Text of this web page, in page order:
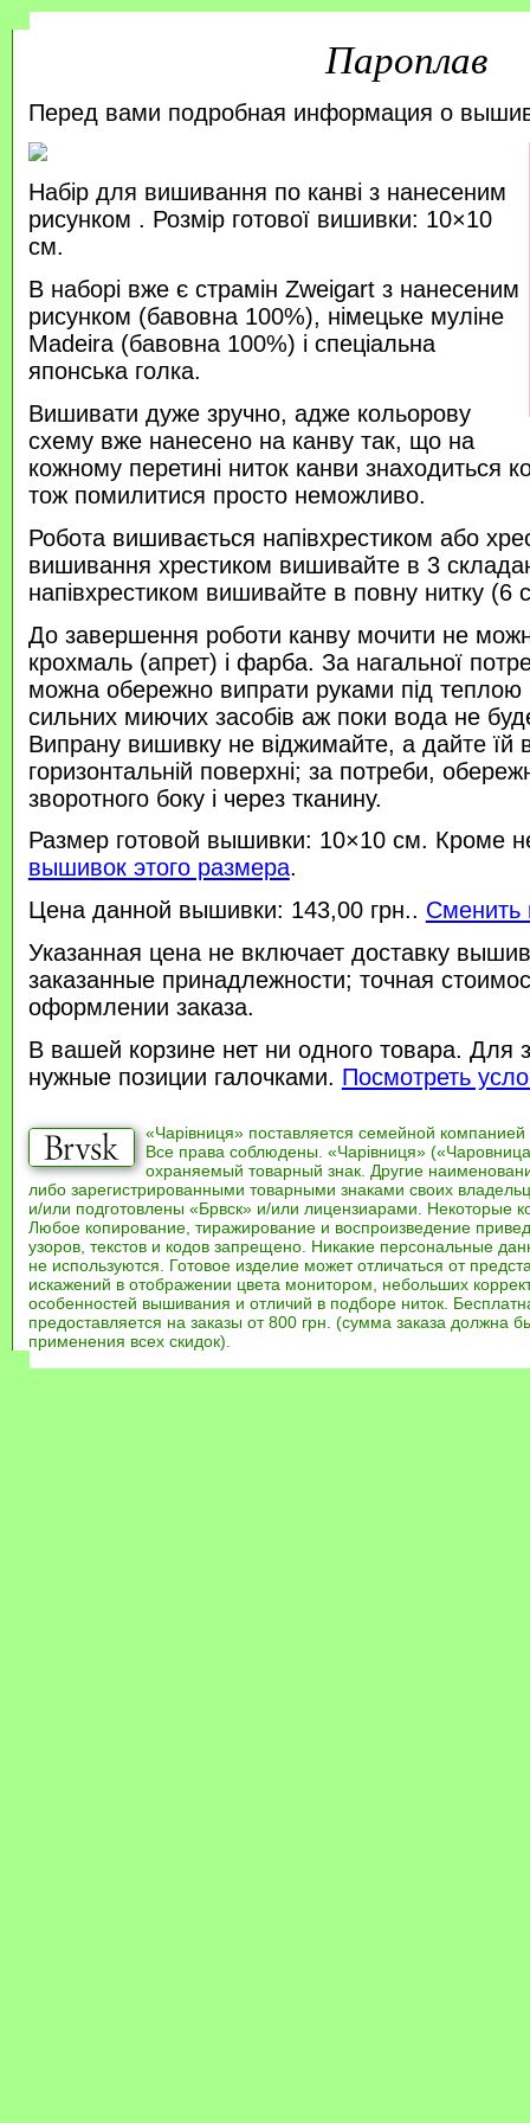
Пароплав
Перед вами подробная информация о
Набір для вишивання по канві з нанесеним
рисунком . Розмір готової вишивки: 10×10
см.
В наборі вже є страмін Zweigart з нанесеним
рисунком (бавовна 100%), німецьке муліне
Madeira (бавовна 100%) і спеціальна
японська голка.
Вишивати дуже зручно, адже кольорову
схему вже нанесено на канву так, що на
кожному перетині ниток канви знаходиться
тож помилитися просто неможливо.
Робота вишивається напівхрестиком або
вишивання хрестиком вишивайте в 3
напівхрестиком вишивайте в повну нитку (6
До завершення роботи канву мочити не
крохмаль (апрет) і фарба. За нагальної
можна обережно випрати руками під
сильних миючих засобів аж поки вода не
Випрану вишивку не віджимайте, а дайте їй
горизонтальній поверхні; за потреби,
зворотного боку і через тканину.
Размер готовой вышивки: 10×10 см. Кроме
вышивок этого размера.
Цена данной вышивки: 143,00 грн.. Сменить
Указанная цена не включает доставку
заказанные принадлежности; точная
оформлении заказа.
В вашей корзине нет ни одного товара. Для
нужные позиции галочками. Посмотреть
«Чарівниця» поставляется семейной компанией
Все права соблюдены. «Чарівниця»
охраняемый товарный знак. Другие
либо зарегистрированными товарными знаками своих
и/или подготовлены «Брвск» и/или лицензиарами. Некоторые
Любое копирование, тиражирование и воспроизведение
узоров, текстов и кодов запрещено. Никакие персональные
не используются. Готовое изделие может отличаться от
искажений в отображении цвета монитором, небольших
особенностей вышивания и отличий в подборе ниток.
предоставляется на заказы от 800 грн. (сумма заказа должна
применения всех скидок).